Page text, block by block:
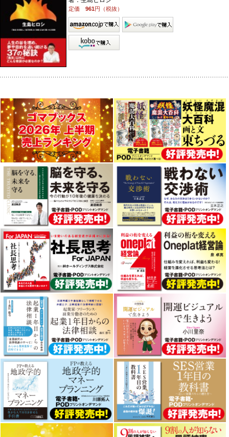
定価961円（税抜）